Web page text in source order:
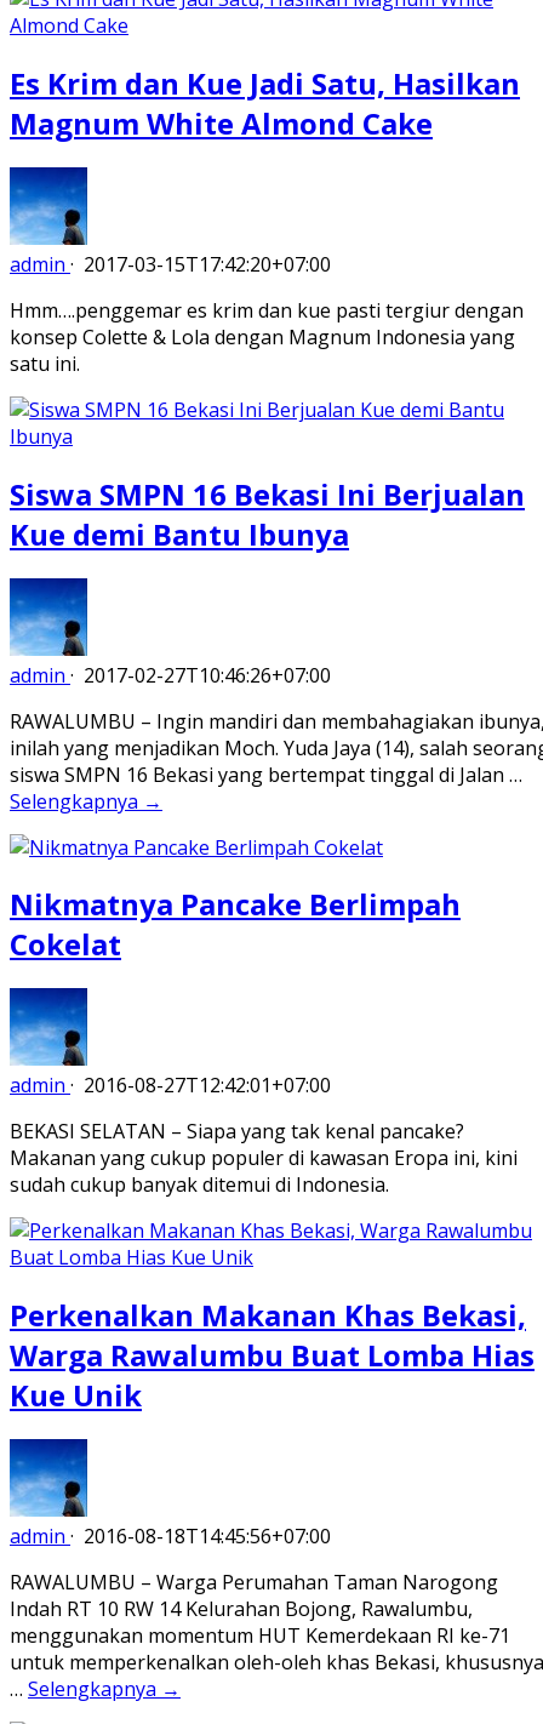
Es Krim dan Kue Jadi Satu, Hasilkan
Magnum White Almond Cake
admin · 2017-03-15T17:42:20+07:00
Hmm….penggemar es krim dan kue pasti tergiur dengan
konsep Colette & Lola dengan Magnum Indonesia yang
satu ini.
Siswa SMPN 16 Bekasi Ini Berjualan
Kue demi Bantu Ibunya
admin · 2017-02-27T10:46:26+07:00
RAWALUMBU – Ingin mandiri dan membahagiakan
inilah yang menjadikan Moch. Yuda Jaya (14), salah
siswa SMPN 16 Bekasi yang bertempat tinggal di Jalan …
Selengkapnya →
Nikmatnya Pancake Berlimpah
Cokelat
admin · 2016-08-27T12:42:01+07:00
BEKASI SELATAN – Siapa yang tak kenal pancake?
Makanan yang cukup populer di kawasan Eropa ini, kini
sudah cukup banyak ditemui di Indonesia.
Perkenalkan Makanan Khas Bekasi,
Warga Rawalumbu Buat Lomba Hias
Kue Unik
admin · 2016-08-18T14:45:56+07:00
RAWALUMBU – Warga Perumahan Taman Narogong
Indah RT 10 RW 14 Kelurahan Bojong, Rawalumbu,
menggunakan momentum HUT Kemerdekaan RI ke-71
untuk memperkenalkan oleh-oleh khas Bekasi, khususnya
… Selengkapnya →